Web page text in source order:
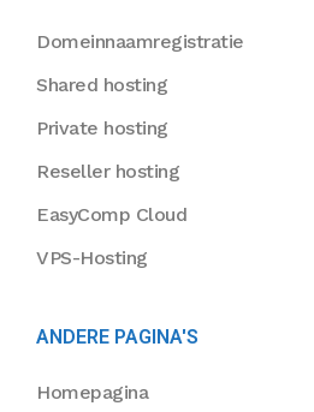
Domeinnaamregistratie
Shared hosting
Private hosting
Reseller hosting
EasyComp Cloud
VPS-Hosting
ANDERE PAGINA'S
Homepagina